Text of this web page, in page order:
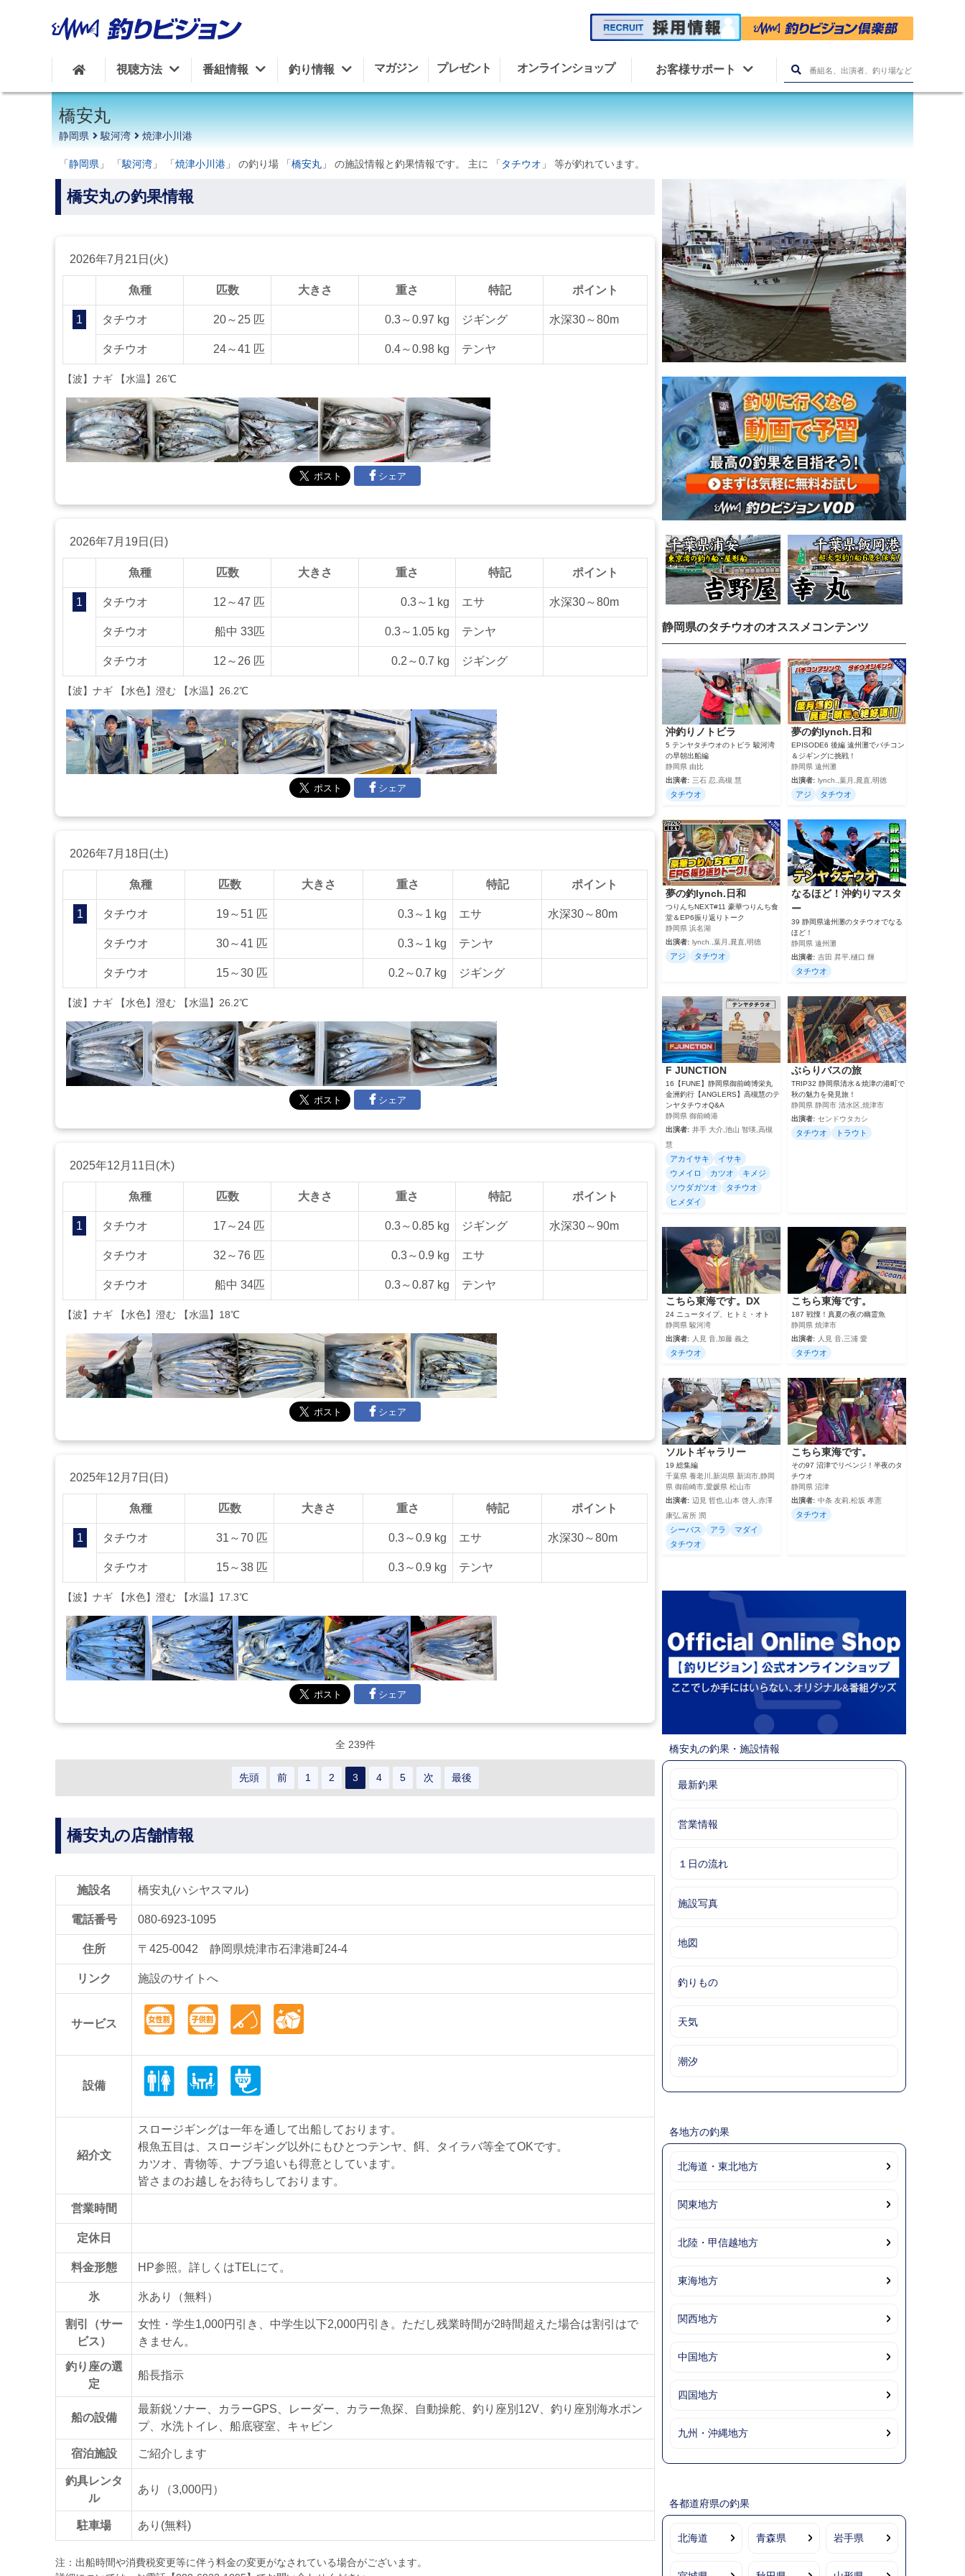
視聴方法 番組情報 釣り情報 マガジン プレゼント オンラインショップ お客様サポート
橋安丸
静岡県 駿河湾 焼津小川港
「 静岡県 」 「 駿河湾 」 「 焼津小川港 」 の釣り場 「 橋安丸 」 の施設情報と釣果情報です。 主に 「 タチウオ 」 等が釣れています。
橋安丸の釣果情報
2026年7月21日(火)
魚種 匹数 大きさ 重さ 特記 ポイント
1 タチウオ 20～25 匹 0.3～0.97 kg ジギング 水深30～80m
タチウオ 24～41 匹 0.4～0.98 kg テンヤ
【波】ナギ 【水温】26℃
シェア
2026年7月19日(日)
魚種 匹数 大きさ 重さ 特記 ポイント
1 タチウオ 12～47 匹 0.3～1 kg エサ 水深30～80m
タチウオ 船中 33匹 0.3～1.05 kg テンヤ
タチウオ 12～26 匹 0.2～0.7 kg ジギング
【波】ナギ 【水色】澄む 【水温】26.2℃
シェア
2026年7月18日(土)
魚種 匹数 大きさ 重さ 特記 ポイント
1 タチウオ 19～51 匹 0.3～1 kg エサ 水深30～80m
タチウオ 30～41 匹 0.3～1 kg テンヤ
タチウオ 15～30 匹 0.2～0.7 kg ジギング
【波】ナギ 【水色】澄む 【水温】26.2℃
シェア
2025年12月11日(木)
魚種 匹数 大きさ 重さ 特記 ポイント
1 タチウオ 17～24 匹 0.3～0.85 kg ジギング 水深30～90m
タチウオ 32～76 匹 0.3～0.9 kg エサ
タチウオ 船中 34匹 0.3～0.87 kg テンヤ
【波】ナギ 【水色】澄む 【水温】18℃
シェア
2025年12月7日(日)
魚種 匹数 大きさ 重さ 特記 ポイント
1 タチウオ 31～70 匹 0.3～0.9 kg エサ 水深30～80m
タチウオ 15～38 匹 0.3～0.9 kg テンヤ
【波】ナギ 【水色】澄む 【水温】17.3℃
シェア
全 239件
先頭 前 1 2 3 4 5 次 最後
橋安丸の店舗情報
施設名 橋安丸(ハシヤスマル)
電話番号 080-6923-1095
住所 〒425-0042 静岡県焼津市石津港町24-4
リンク 施設のサイトへ
サービス
設備
紹介文
スロージギングは一年を通して出船しております。
根魚五目は、スロージギング以外にもひとつテンヤ、餌、タイラバ等全てOKです。
カツオ、青物等、ナブラ追いも得意としています。
皆さまのお越しをお待ちしております。
営業時間
定休日
料金形態 HP参照。詳しくはTELにて。
氷 氷あり（無料）
割引（サー
ビス）
女性・学生1,000円引き、中学生以下2,000円引き。ただし残業時間が2時間超えた場合は割引はで
きません。
釣り座の選
定
船長指示
船の設備
最新鋭ソナー、カラーGPS、レーダー、カラー魚探、自動操舵、釣り座別12V、釣り座別海水ポン
プ、水洗トイレ、船底寝室、キャビン
宿泊施設 ご紹介します
釣具レンタ
ル
あり（3,000円）
駐車場 あり(無料)
注：出船時間や消費税変更等に伴う料金の変更がなされている場合がございます。
静岡県のタチウオのオススメコンテンツ
沖釣りノトビラ
5 テンヤタチウオのトビラ 駿河湾
の早朝出船編
静岡県 由比
出演者: 三石 忍,高槻 慧
タチウオ
夢の釣lynch.日和
EPISODE6 後編 遠州灘でバチコン
＆ジギングに挑戦！
静岡県 遠州灘
出演者: lynch.,葉月,晁直,明徳
アジ タチウオ
夢の釣lynch.日和
つりんちNEXT#11 豪華つりんち食
堂＆EP6振り返りトーク
静岡県 浜名湖
出演者: lynch.,葉月,晁直,明徳
アジ タチウオ
なるほど！沖釣りマスタ
ー
39 静岡県遠州灘のタチウオでなる
ほど！
静岡県 遠州灘
出演者: 吉田 昇平,樋口 輝
タチウオ
F JUNCTION
16【FUNE】静岡県御前崎博栄丸
金洲釣行【ANGLERS】高槻慧のテ
ンヤタチウオQ&A
静岡県 御前崎港
出演者: 井手 大介,池山 智瑛,高槻
慧
アカイサキ
イサキ
ウメイロ
カツオ
キメジ
ソウダガツオ
タチウオ
ヒメダイ
ぶらりバスの旅
TRIP32 静岡県清水＆焼津の港町で
秋の魅力を発見旅！
静岡県 静岡市 清水区,焼津市
出演者: センドウタカシ
タチウオ トラウト
こちら東海です。DX
24 ニュータイプ、ヒトミ・オト
静岡県 駿河湾
出演者:
人見 音,加藤 義之
タチウオ
こちら東海です。
187 戦慄！真夏の夜の幽霊魚
静岡県 焼津市
出演者:
人見 音,三浦 愛
タチウオ
ソルトギャラリー
19 総集編
千葉県 養老川,新潟県 新潟市,静岡
県 御前崎市,愛媛県 松山市
出演者: 辺見 哲也,山本 啓人,赤澤
康弘,富所 潤
シーバス アラ
マダイ
タチウオ
こちら東海です。
その97 沼津でリベンジ！半夜のタ
チウオ
静岡県 沼津
出演者: 中条 友莉,松坂 孝憲
タチウオ
橋安丸の釣果・施設情報
最新釣果
営業情報
１日の流れ
施設写真
地図
釣りもの
天気
潮汐
各地方の釣果
北海道・東北地方
関東地方
北陸・甲信越地方
東海地方
関西地方
中国地方
四国地方
九州・沖縄地方
各都道府県の釣果
北海道 青森県 岩手県